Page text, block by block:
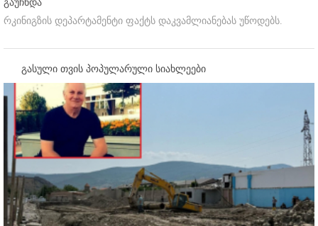
გაუჩნდა
რკინიგზის დეპარტამენტი ფაქტს დაკვამლიანებას უწოდებს.
გასული თვის პოპულარული სიახლეები